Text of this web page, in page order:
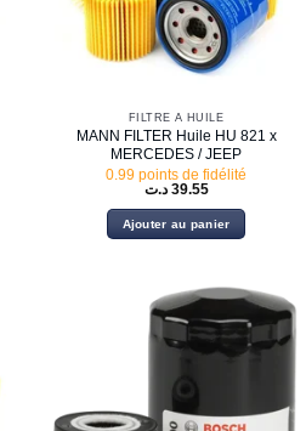
FILTRE À HUILE
MANN FILTER Huile HU 821 x
MERCEDES / JEEP
0.99 points de fidélité
39.55 د.ت
Ajouter au panier